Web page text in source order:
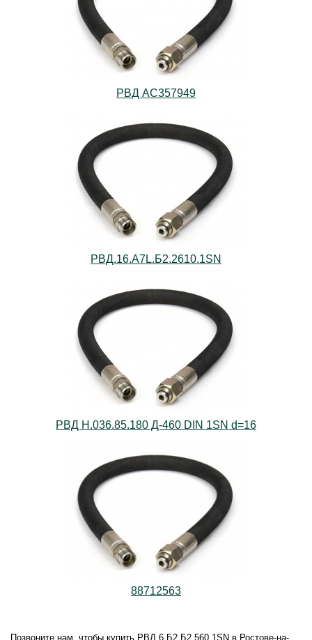
РВД AС357949
РВД.16.А7L.Б2.2610.1SN
РВД Н.036.85.180 Д-460 DIN 1SN d=16
88712563
Позвоните нам, чтобы купить РВД.6.Б2.Б2.560.1SN в Ростове-на-